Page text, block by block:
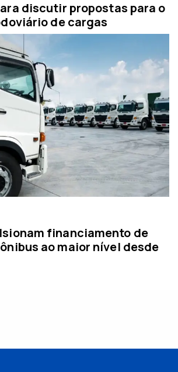
discutir propostas para o
de cargas
financiamento de
ao maior nível desde